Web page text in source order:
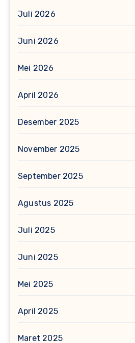
Juli 2026
Juni 2026
Mei 2026
April 2026
Desember 2025
November 2025
September 2025
Agustus 2025
Juli 2025
Juni 2025
Mei 2025
April 2025
Maret 2025